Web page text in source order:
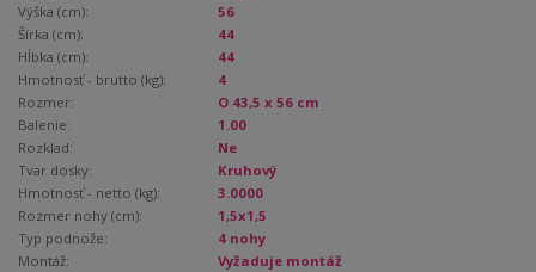
Výška (cm):
56
Šírka (cm):
44
Hĺbka (cm):
44
Hmotnosť - brutto (kg):
4
Rozmer:
O 43,5 x 56 cm
Balenie:
1.00
Rozklad:
Ne
Tvar dosky:
Kruhový
Hmotnosť - netto (kg):
3.0000
Rozmer nohy (cm):
1,5x1,5
Typ podnože:
4 nohy
Montáž:
Vyžaduje montáž